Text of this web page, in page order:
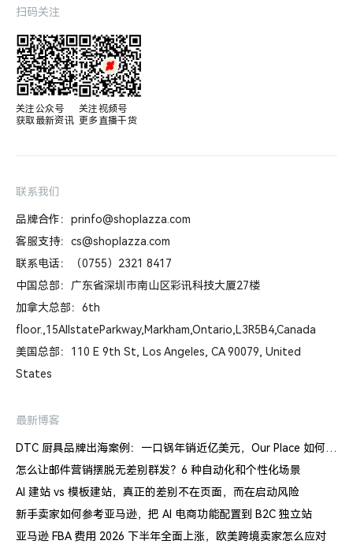
扫码关注
关注公众号
获取最新资讯
关注视频号
更多直播干货
联系我们
品牌合作：prinfo@shoplazza.com
客服支持：cs@shoplazza.com
联系电话：（0755）2321 8417
中国总部：广东省深圳市南山区彩讯科技大厦27楼
加拿大总部：6th
floor.,15AllstateParkway,Markham,Ontario,L3R5B4,Canada
美国总部：110 E 9th St, Los Angeles, CA 90079, United
States
最新博客
DTC 厨具品牌出海案例：一口锅年销近亿美元，Our Place 如何建立信任体系
怎么让邮件营销摆脱无差别群发？6 种自动化和个性化场景
AI 建站 vs 模板建站，真正的差别不在页面，而在启动风险
新手卖家如何参考亚马逊，把 AI 电商功能配置到 B2C 独立站
亚马逊 FBA 费用 2026 下半年全面上涨，欧美跨境卖家怎么应对